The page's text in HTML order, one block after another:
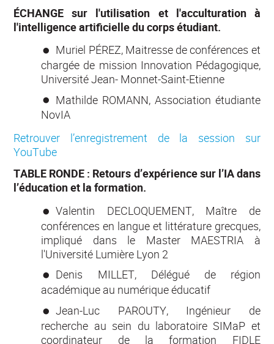
ÉCHANGE sur l'utilisation et l'acculturation à
l'intelligence artificielle du corps étudiant.
Muriel PÉREZ, Maitresse de conférences et
chargée de mission Innovation Pédagogique,
Université Jean- Monnet-Saint-Etienne
Mathilde ROMANN, Association étudiante
NovIA
Retrouver l’enregistrement de la session sur
YouTube
TABLE RONDE : Retours d’expérience sur l’IA dans
l’éducation et la formation.
Valentin DECLOQUEMENT, Maître de
conférences en langue et littérature grecques,
impliqué dans le Master MAESTRIA à
l'Université Lumière Lyon 2
Denis MILLET, Délégué de région
académique au numérique éducatif
Jean-Luc PAROUTY, Ingénieur de
recherche au sein du laboratoire SIMaP et
coordinateur de la formation FIDLE